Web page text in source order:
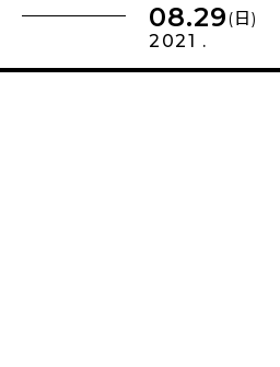
08.29(日)
2021 .